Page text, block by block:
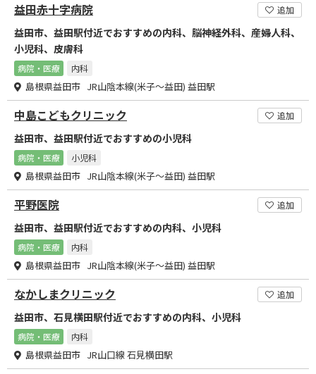
益田赤十字病院 追加
益田市、益田駅付近でおすすめの内科、脳神経外科、産婦人科、
小児科、皮膚科
病院・医療 内科
島根県益田市 JR山陰本線(米子～益田) 益田駅
中島こどもクリニック 追加
益田市、益田駅付近でおすすめの小児科
病院・医療 小児科
島根県益田市 JR山陰本線(米子～益田) 益田駅
平野医院 追加
益田市、益田駅付近でおすすめの内科、小児科
病院・医療 内科
島根県益田市 JR山陰本線(米子～益田) 益田駅
なかしまクリニック 追加
益田市、石見横田駅付近でおすすめの内科、小児科
病院・医療 内科
島根県益田市 JR山口線 石見横田駅